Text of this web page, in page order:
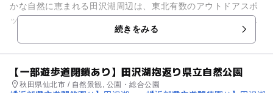
かな自然に恵まれる田沢湖周辺は、東北有数のアウトドアスポ
ットとして人気のエリアです。「田沢湖キャンプ場」では、キ
ャンプだけでなく、カヌーや...続きをみる
【一部遊歩道閉鎖あり】田沢湖抱返り県立自然公園
秋田県仙北市 / 自然景観, 公園・総合公園